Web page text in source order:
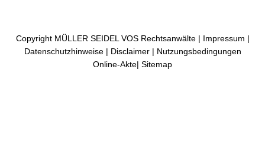
Copyright MÜLLER SEIDEL VOS Rechtsanwälte | Impressum |
Datenschutzhinweise| Disclaimer| Nutzungsbedingungen
Online-Akte| Sitemap